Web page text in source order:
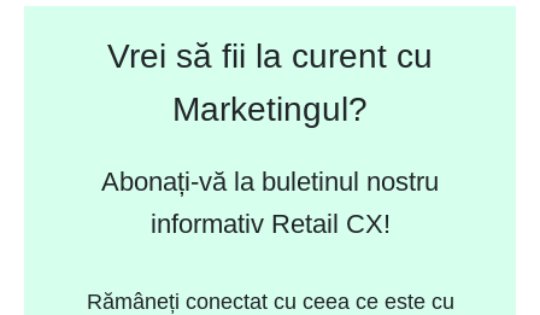
Vrei să fii la curent cu
Marketingul?
Abonați-vă la buletinul nostru
informativ Retail CX!
Rămâneți conectat cu ceea ce este cu